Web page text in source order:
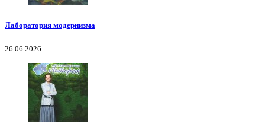
Лаборатория модернизма
26.06.2026